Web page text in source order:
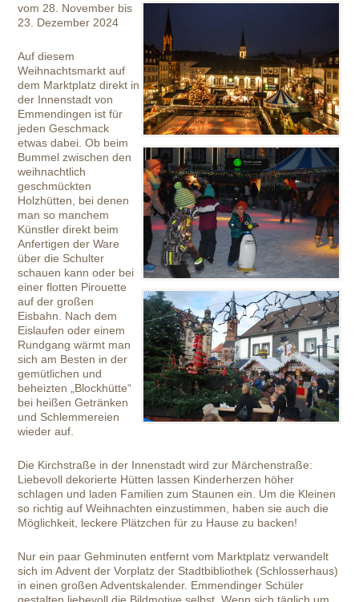
vom 28. November bis
23. Dezember 2024
Auf diesem
Weihnachtsmarkt auf
dem Marktplatz direkt in
der Innenstadt von
Emmendingen ist für
jeden Geschmack
etwas dabei. Ob beim
Bummel zwischen den
weihnachtlich
geschmückten
Holzhütten, bei denen
man so manchem
Künstler direkt beim
Anfertigen der Ware
über die Schulter
schauen kann oder bei
einer flotten Pirouette
auf der großen
Eisbahn. Nach dem
Eislaufen oder einem
Rundgang wärmt man
sich am Besten in der
gemütlichen und
beheizten „Blockhütte“
bei heißen Getränken
und Schlemmereien
wieder auf.
Die Kirchstraße in der Innenstadt wird zur Märchenstraße:
Liebevoll dekorierte Hütten lassen Kinderherzen höher
schlagen und laden Familien zum Staunen ein. Um die Kleinen
so richtig auf Weihnachten einzustimmen, haben sie auch die
Möglichkeit, leckere Plätzchen für zu Hause zu backen!
Nur ein paar Gehminuten entfernt vom Marktplatz verwandelt
sich im Advent der Vorplatz der Stadtbibliothek (Schlosserhaus)
in einen großen Adventskalender. Emmendinger Schüler
gestalten liebevoll die Bildmotive selbst. Wenn sich täglich um